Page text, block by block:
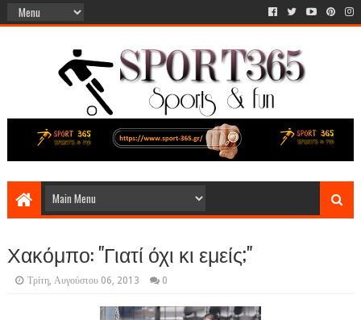
Χακόμπο: "Γιατί όχι κι εμείς;"
Τρίτη, Αυγούστου 06, 2013 0